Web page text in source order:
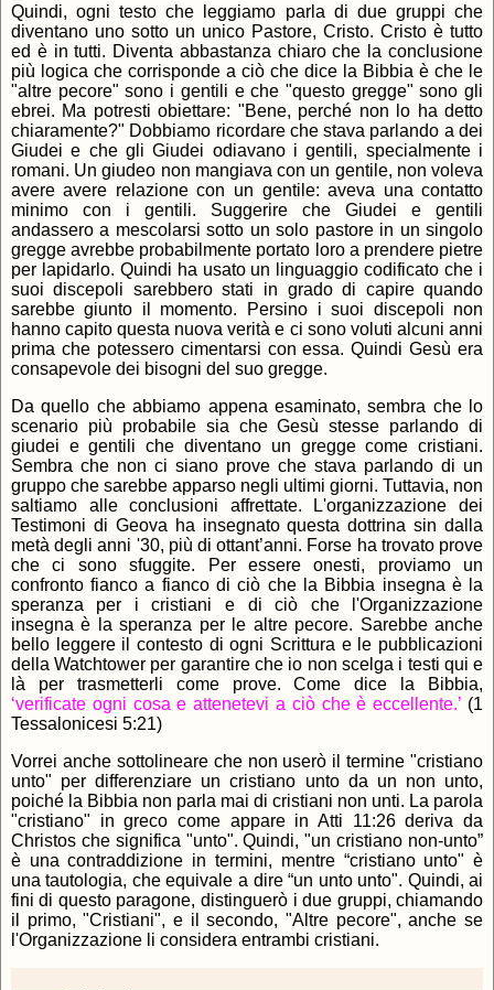
Quindi, ogni testo che leggiamo parla di due gruppi che
diventano uno sotto un unico Pastore, Cristo. Cristo è tutto
ed è in tutti. Diventa abbastanza chiaro che la conclusione
più logica che corrisponde a ciò che dice la Bibbia è che le
"altre pecore" sono i gentili e che "questo gregge" sono gli
ebrei. Ma potresti obiettare: "Bene, perché non lo ha detto
chiaramente?" Dobbiamo ricordare che stava parlando a dei
Giudei e che gli Giudei odiavano i gentili, specialmente i
romani. Un giudeo non mangiava con un gentile, non voleva
avere avere relazione con un gentile: aveva una contatto
minimo con i gentili. Suggerire che Giudei e gentili
andassero a mescolarsi sotto un solo pastore in un singolo
gregge avrebbe probabilmente portato loro a prendere pietre
per lapidarlo. Quindi ha usato un linguaggio codificato che i
suoi discepoli sarebbero stati in grado di capire quando
sarebbe giunto il momento. Persino i suoi discepoli non
hanno capito questa nuova verità e ci sono voluti alcuni anni
prima che potessero cimentarsi con essa. Quindi Gesù era
consapevole dei bisogni del suo gregge.
Da quello che abbiamo appena esaminato, sembra che lo
scenario più probabile sia che Gesù stesse parlando di
giudei e gentili che diventano un gregge come cristiani.
Sembra che non ci siano prove che stava parlando di un
gruppo che sarebbe apparso negli ultimi giorni. Tuttavia, non
saltiamo alle conclusioni affrettate. L'organizzazione dei
Testimoni di Geova ha insegnato questa dottrina sin dalla
metà degli anni '30, più di ottant’anni. Forse ha trovato prove
che ci sono sfuggite. Per essere onesti, proviamo un
confronto fianco a fianco di ciò che la Bibbia insegna è la
speranza per i cristiani e di ciò che l'Organizzazione
insegna è la speranza per le altre pecore. Sarebbe anche
bello leggere il contesto di ogni Scrittura e le pubblicazioni
della Watchtower per garantire che io non scelga i testi qui e
là per trasmetterli come prove. Come dice la Bibbia,
‘verificate ogni cosa e attenetevi a ciò che è eccellente.’ (1
Tessalonicesi 5:21)
Vorrei anche sottolineare che non userò il termine "cristiano
unto" per differenziare un cristiano unto da un non unto,
poiché la Bibbia non parla mai di cristiani non unti. La parola
"cristiano" in greco come appare in Atti 11:26 deriva da
Christos che significa "unto". Quindi, "un cristiano non-unto”
è una contraddizione in termini, mentre “cristiano unto" è
una tautologia, che equivale a dire “un unto unto". Quindi, ai
fini di questo paragone, distinguerò i due gruppi, chiamando
il primo, "Cristiani", e il secondo, "Altre pecore", anche se
l'Organizzazione li considera entrambi cristiani.